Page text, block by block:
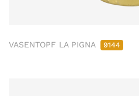
VASENTOPF LA PIGNA 9144